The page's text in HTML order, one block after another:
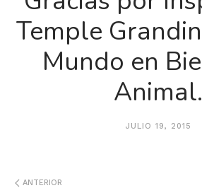
Temple
Mundo en
Animal.
JULIO 19, 2015
ANTERIOR